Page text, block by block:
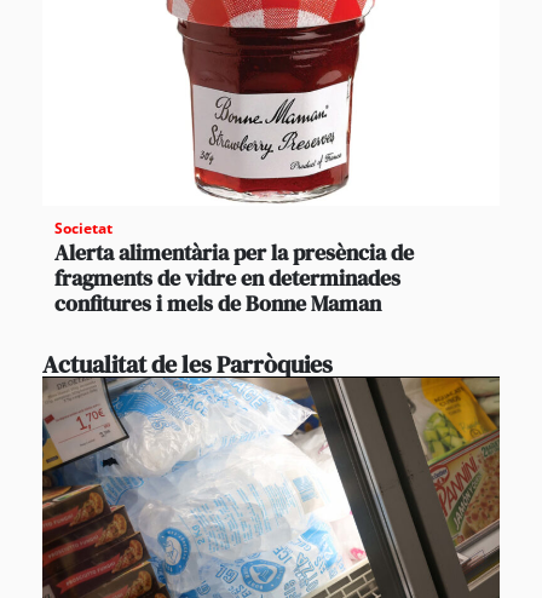
Societat
Alerta alimentària per la presència de
fragments de vidre en determinades
confitures i mels de Bonne Maman
Actualitat de les Parròquies